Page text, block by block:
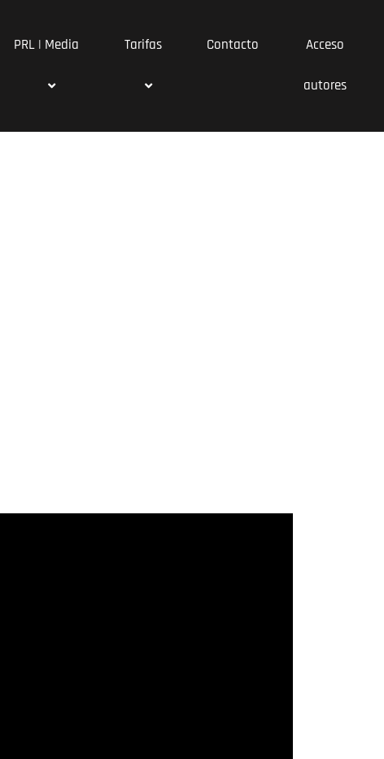
PRL | Media Tarifas Contacto Acceso
autores